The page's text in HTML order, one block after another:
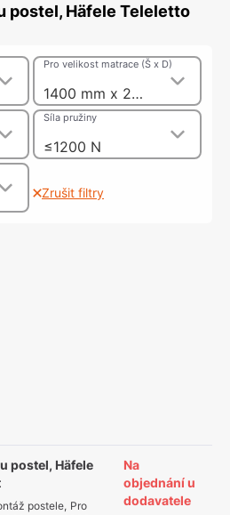
postel, Häfele Teleletto
1400 mm x 2000 mm
Pro velikost matrace (Š x D)
≤1200 N
Síla pružiny
Zrušit filtry
postel, Häfele
postele, Pro
Na
objednání u
dodavatele